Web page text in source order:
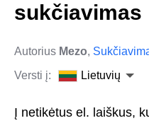
sukčiavimas
Autorius Mezo,
Versti į:
Lietuvių
Į netikėtus el. laiškus,